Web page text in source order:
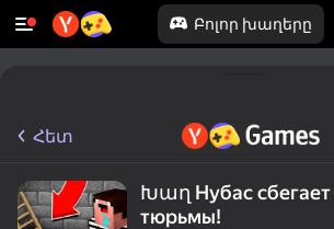
Բոլոր խաղերը
Հետ
Խաղ Нубас сбегает
тюрьмы!